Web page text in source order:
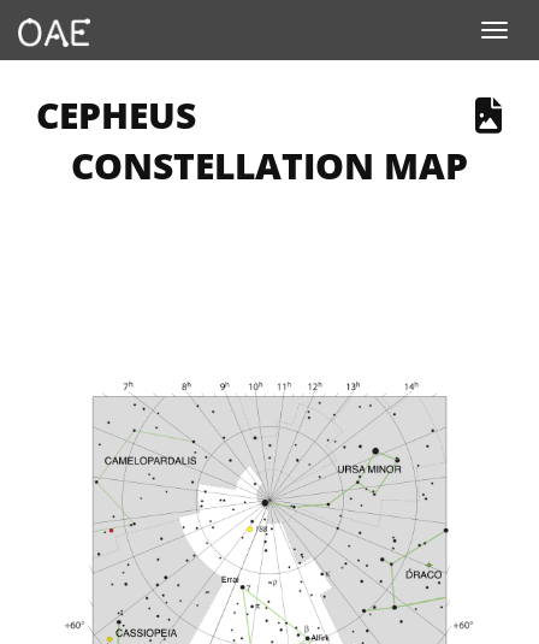
Toggle navigation
DESCRIBES AN IMAGE
CEPHEUS
CONSTELLATION MAP